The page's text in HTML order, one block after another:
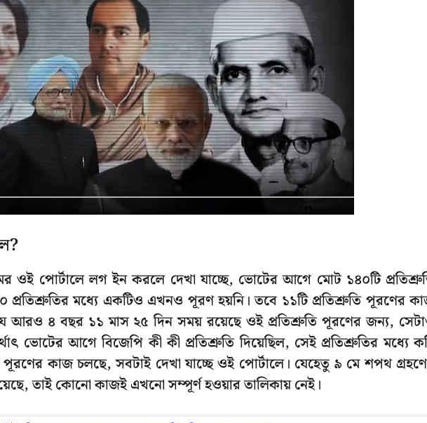
ওই পোর্টালে লগ ইন করলে দেখা যাচ্ছে, ভোটের আগে মোট ১৪০টি
প্রতিশ্রুতির মধ্যে একটিও এখনও পূরণ হয়নি। তবে ১১টি প্রতিশ্রুতি পূরণের
আরও ৪ বছর ১১ মাস ২৫ দিন সময় রয়েছে ওই প্রতিশ্রুতি পূরণের জন্য,
ভোটের আগে বিজেপি কী কী প্রতিশ্রুতি দিয়েছিল, সেই প্রতিশ্রুতির মধ্যে
কাজ চলছে, সবটাই দেখা যাচ্ছে ওই পোর্টালে। যেহেতু ৯ মে শপথ
তাই কোনো কাজই এখনো সম্পূর্ণ হওয়ার তালিকায় নেই।